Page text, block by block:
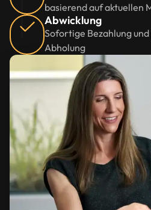
basierend auf aktuellen
Abwicklung
Sofortige Bezahlung
Abholung